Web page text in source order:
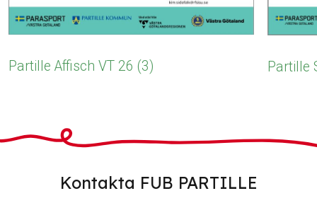
Partille Affisch VT 26 (3) Partille
Kontakta FUB PARTILLE